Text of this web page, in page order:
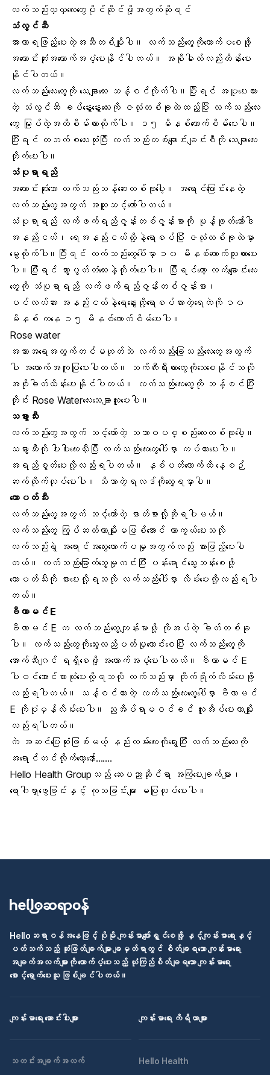
လက်သည်းလှလှလေးတွေပိုင်ဆိုင်ဖို့အတွက်ဆိုရင်
သံလွင်ဆီ
အာဟာရဖြည့်ပေးတဲ့အဆီတစ်မျိုးပါ။ လက်သည်းတွေကိုတောက်ပစေဖို့
အကောင်းဆုံးအထောက်အပံ့ပေးနိုင်ပါတယ်။
အစိုဓါတ်လည်းထိန်းပေး
နိုင်ပါတယ်။
လက်သည်းလေးတွေကို သေချာလေး သန့်စင်လိုက်ပါ။ပြီးရင် အပူပေးထား
တဲ့ သံလွင်ဆီ ခပ်နွေးနွေးလေးကို ဇလုံတစ်ခုထဲထည့်ပြီး လက်သည်းလေး
တွေ မြုပ်တဲ့အထိစိမ်ထားလိုက်ပါ။ ၁၅ မိနစ်လောက်စိမ်ပေးပါ။
ပြီးရင် တဘက်စလေးသုံးပြီး လက်သည်းတစ်ချောင်းချင်းစီကို သေချာလေး
တိုက်ပေးပါ။
သံပုရာရည်
အကောင်းဆုံးသော လက်သည်းသန့်ဆေးတစ်ခုပေါ့။ အရောင်ပြောင်းနေတဲ့
လက်သည်းတွေအတွက် အထူးသင့်တော်ပါတယ်။
သံပုရာရည် လက်ဖက်ရည်ဇွန်းတစ်ဇွန်းစာကို မုန့်ဖုတ်ဆော်ဒါ
အနည်းငယ်၊ ရေအနည်းငယ်တို့နဲ့ရောစပ်ပြီး ဇလုံတစ်ခုထဲမှာ
မွှေလိုက်ပါ။ပြီးရင် လက်သည်းတွေပေါ်မှာ ၁၀ မိနစ်လောက်လူးထားပေး
ပါ။ပြီးရင် သွားပွတ်တံလေးနဲ့တိုက်ပေးပါ။ ပြီးရင်တော့ လက်ချောင်းလေး
တွေကို သံပုရာရည် လက်ဖက်ရည်ဇွန်းတစ်ဇွန်းစာ၊
ပင်လယ်ဆား အနည်းငယ်နဲ့ရေနွေးတို့ရောစပ်ထားတဲ့ရေထဲကို ၁၀
မိနစ် ကနေ ၁၅ မိနစ်လောက်စိမ်ပေးပါ။
Rose water
အသားအရေ အတွက်တင်မဟုတ်ဘဲ လက်သည်းခြေသည်းလေးတွေအတွက်
ပါ အထောက်အကူပြုပေးပါတယ်။
ဘက်တီးရီးယားတွေကိုသေစေနိုင်သလို
အစိုဓါတ်ထိန်းပေးနိုင်ပါတယ်။ လက်သည်းလေးတွေကို သန့်စင်ပြီး
တိုင်း Rose Waterလေးသေချာလူးပေးပါ။
သခွားသီး
လက်သည်းတွေအတွက် သင့်တော်တဲ့ သဘာဝပစ္စည်းလေးတစ်ခုပေါ့။
သခွားသီးကို ပါးပါးလေးလှီးပြီး လက်သည်းလေးတွေပေါ်မှာ ကပ်ထားပေးပါ။
အရည်စွတ်ပေးလို့လည်းရပါတယ်။ နှစ်ပတ်လောက်ထိ နေ့စဉ်
ဆက်တိုက်လုပ်ပေးပါ။ သိသာတဲ့ရလဒ်ကိုတွေ့ရမှာပါ။
ထောပတ်သီး
လက်သည်းတွေအတွက် သင့်တော်တဲ့ ဓာတ်စာ လို့ဆိုရပါမယ်။
လက်သည်းတွေ ကြွပ်ဆတ်တာမျိုးမဖြစ်အောင် ကာကွယ်ပေးသလို
လက်သည်းရဲ့ အရောင်အသွေးတောက်ပမှုအတွက်လည်း အားဖြည့်ပေးပါ
တယ်။ လက်သည်းခြောက်သွေ့မှုကင်းပြီး ပန်းရောင်သွေးသန်းစေဖို့
ထောပတ်သီးကို စားပေးလို့ရသလို လက်သည်းပေါ်မှာ လိမ်းပေးလို့လည်းရပါ
တယ်။
ဗီတာမင် E
ဗီတာမင် E က လက်သည်းတွေကျန်းမာဖို့ လိုအပ်တဲ့ ဓါတ်တစ်ခု
ပါ။ လက်သည်းတွေကိုသွေးလည်ပတ်မှုကောင်းစေပြီး လက်သည်းတွေကို
အောက်ဆီဂျင် ရရှိစေဖို့ အထောက်အပံ့ပေးပါတယ်။ ဗီတာမင် E
ပါဝင်အောင်စားသုံးပေးလို့ရသလို လက်သည်းမှာ တိုက်ရိုက်လိမ်းပေးဖို့
လည်းရပါတယ်။ သန့်စင်ထားတဲ့ လက်သည်းလေးတွေပေါ်မှာ ဗီတာမင်
E ကိုပုံမှန်လိမ်းပေးပါ။ ညအိပ်ရာမဝင်ခင် လူးအိပ်ပေးတာမျိုး
လည်းရပါတယ်။
ကဲ အဆင်ပြေဆုံးဖြစ်မယ့် နည်းလမ်းလေးကိုရွေးပြီး လက်သည်းလေးကို
အရောင်တင်လိုက်တော့နော်…….
Hello Health Group သည် ဆေးပညာဆိုင်ရာ အကြံပေးချက်များ၊
ရောဂါရှာဖွေခြင်းနှင့် ကုသခြင်းများ မပြုလုပ်ပေးပါ။
Helloဆရာဝန်အနေဖြင့် ပိုမို ကျန်းမာပျော်ရွှင်စေဖို့ နှင့်ကျန်းမာရေးနှင့်
ပတ်သက်သည့် ဆုံးဖြတ်ချက်များ ချမှတ်ရာတွင် စိတ်ချရသော ကျန်းမာရေး
အချက်အလက်များကို ထောက်ပံ့ပေးသည့် ယုံကြည်စိတ်ချရသော ကျန်းမာရေး
စောင့်ရှောက်ပေးသူ ဖြစ်ချင်ပါတယ်။
ကျန်းမာရေး ဆောင်းပါးများ ကျန်းမာရေး ကိရိယာများ
သတင်းအချက်အလက် Hello Health